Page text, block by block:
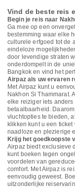
Vind de beste reis
Begin je reis naar
Ga mee op een
bestemming waar elke
culturele erfgoed tot de
eindeloze
door levendige straten
onderdompelt in de
Bangkok en vind het
Airpaz als uw ervaren
Met Airpaz kunt u
Nakhon Si Thammarat.
elke reiziger iets anders
betaalbaarheid.
vluchtopties te bieden,
klikken kunt u een
naadloze en plezierige
Krijg het goedkoopste
Airpaz biedt exclusieve
kunt boeken tegen
voordelen van
comfort. Met Airpaz is
eenvoudig geweest.
uitzonderlijke